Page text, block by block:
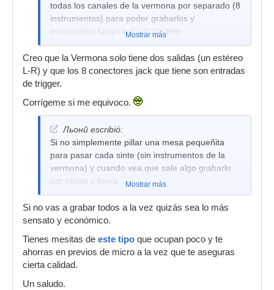
todas los canales de la vermona por separado (8
instrumentos) para poder grabarlos y
procesarlos luego individualmente
Mostrar más
Creo que la Vermona solo tiene dos salidas (un estéreo
L-R) y que los 8 conectores jack que tiene son entradas
de trigger.
Corrígeme si me equivoco.
Льонй escribió:
Si no simplemente pillar una mesa pequeñita
para pasar cada sinte (sin instrumentos de la
vermona) y cuando vea que sale algo grabarlo
por pistas y fuera.
Mostrar más
Si no vas a grabar todos a la vez quizás sea lo más
sensato y económico.
Tienes mesitas de este tipo que ocupan poco y te
ahorras en previos de micro a la vez que te aseguras
cierta calidad.
Un saludo.